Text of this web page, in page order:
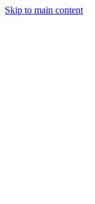
Skip to main content